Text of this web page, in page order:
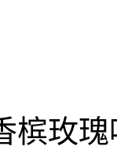
槟玫瑰